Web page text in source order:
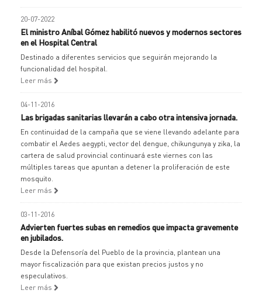
20-07-2022
El ministro Aníbal Gómez habilitó nuevos y modernos sectores
en el Hospital Central
Destinado a diferentes servicios que seguirán mejorando la
funcionalidad del hospital.
Leer más
04-11-2016
Las brigadas sanitarias llevarán a cabo otra intensiva jornada.
En continuidad de la campaña que se viene llevando adelante para
combatir el Aedes aegypti, vector del dengue, chikungunya y zika, la
cartera de salud provincial continuará este viernes con las
múltiples tareas que apuntan a detener la proliferación de este
mosquito.
Leer más
03-11-2016
Advierten fuertes subas en remedios que impacta gravemente
en jubilados.
Desde la Defensoría del Pueblo de la provincia, plantean una
mayor fiscalización para que existan precios justos y no
especulativos.
Leer más